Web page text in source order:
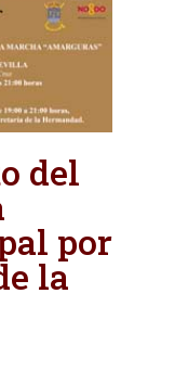
del
por
la